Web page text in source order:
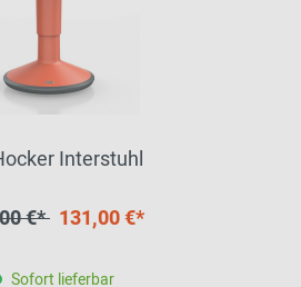
Interstuhl
€* 131,00 €*
Sofort lieferbar